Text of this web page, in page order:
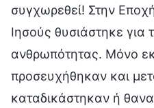
συγχωρεθεί! Στην
Ιησούς θυσιάστηκε για
ανθρωπότητας. Μόνο
προσευχήθηκαν και
καταδικάστηκαν ή